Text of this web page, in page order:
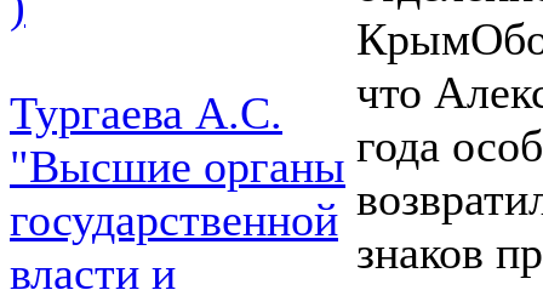
Тургаева А.С.
"Высшие органы
государственной
власти и
что
года
знаков